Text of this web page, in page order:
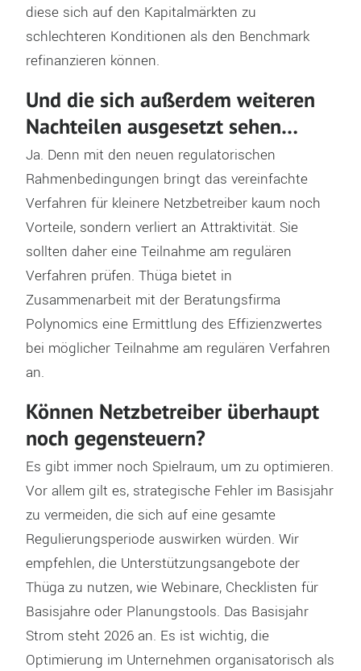
diese sich auf den Kapitalmärkten zu
schlechteren Konditionen als den Benchmark
refinanzieren können.
Und die sich außerdem weiteren
Nachteilen ausgesetzt sehen…
Ja. Denn mit den neuen regulatorischen
Rahmenbedingungen bringt das vereinfachte
Verfahren für kleinere Netzbetreiber kaum noch
Vorteile, sondern verliert an Attraktivität. Sie
sollten daher eine Teilnahme am regulären
Verfahren prüfen. Thüga bietet in
Zusammenarbeit mit der Beratungsfirma
Polynomics eine Ermittlung des Effizienzwertes
bei möglicher Teilnahme am regulären Verfahren
an.
Können Netzbetreiber überhaupt
noch gegensteuern?
Es gibt immer noch Spielraum, um zu optimieren.
Vor allem gilt es, strategische Fehler im Basisjahr
zu vermeiden, die sich auf eine gesamte
Regulierungsperiode auswirken würden. Wir
empfehlen, die Unterstützungsangebote der
Thüga zu nutzen, wie Webinare, Checklisten für
Basisjahre oder Planungstools. Das Basisjahr
Strom steht 2026 an. Es ist wichtig, die
Optimierung im Unternehmen organisatorisch als